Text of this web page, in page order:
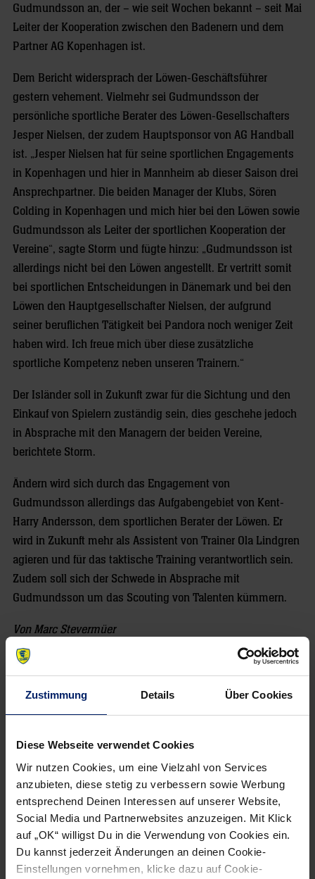
Zustimmung Details Über Cookies
Diese Webseite verwendet Cookies
Wir nutzen Cookies, um eine Vielzahl von Services
anzubieten, diese stetig zu verbessern sowie Werbung
entsprechend Deinen Interessen auf unserer Website,
Social Media und Partnerwebsites anzuzeigen. Mit Klick
auf „OK“ willigst Du in die Verwendung von Cookies ein.
Du kannst jederzeit Änderungen an deinen Cookie-
Einstellungen vornehmen, klicke dazu auf Cookie-
Gudmundsson an, der – wie seit Wochen bekannt – seit Mai
Leiter der Kooperation zwischen den Badenern und dem
Partner AG Kopenhagen ist.
Dem Bericht widersprach der Löwen-Geschäftsführer
gestern vehement. Vielmehr sei Gudmundsson der
persönliche sportliche Berater des Löwen-Gesellschafters
Jesper Nielsen, der zudem Hauptsponsor von AG Handball
ist. „Jesper Nielsen hat für seine sportlichen Engagements
in Kopenhagen und hier in Mannheim ab dieser Saison drei
Ansprechpartner. Die beiden Manager der Klubs, Sören
Colding in Kopenhagen und mich hier bei den Löwen sowie
Gudmundsson als Leiter der sportlichen Kooperation der
Vereine“, sagte Storm und fügte hinzu: „Gudmundsson ist
allerdings nicht bei den Löwen angestellt. Er vertritt somit
bei sportlichen Entscheidungen in Dänemark und bei den
Löwen den Hauptgesellschafter Nielsen, der aufgrund
seiner beruflichen Tätigkeit bei Pandora noch weniger Zeit
haben wird. Ich freue mich über diese zusätzliche
sportliche Kompetenz neben unseren Trainern.“
Der Isländer soll in Zukunft zwar für die Sichtung und den
Einkauf von Spielern zuständig sein, dies geschehe jedoch
in Absprache mit den Managern der beiden Vereine,
berichtete Storm.
Ändern wird sich durch das Engagement von
Gudmundsson allerdings das Aufgabengebiet von Kent-
Harry Andersson, dem sportlichen Berater der Löwen. Er
wird in Zukunft mehr als Assistent von Trainer Ola Lindgren
agieren und für das taktische Training verantwortlich sein.
Zudem soll sich der Schwede in Absprache mit
Gudmundsson um das Scouting von Talenten kümmern.
Von Marc Stevermüer
NEWSLETTER